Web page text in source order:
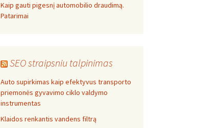
Kaip gauti pigesnį automobilio draudimą.
Patarimai
SEO straipsniu talpinimas
Auto supirkimas kaip efektyvus transporto
priemonės gyvavimo ciklo valdymo
instrumentas
Klaidos renkantis vandens filtrą